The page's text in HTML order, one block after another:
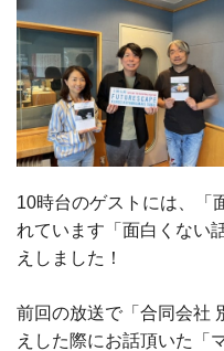
10時台のゲストには、「
れています「面白くない
えしました！
前回の放送で「合同会社
えした際にお話頂いた「